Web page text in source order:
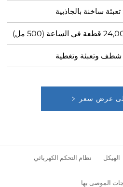
بالجاذبية
وتغطية
سعر
نظام التحكم الكهربائي
بها